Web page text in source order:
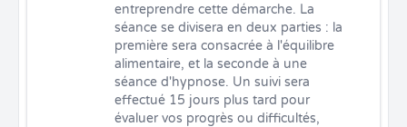
entreprendre cette démarche. La
séance se divisera en deux parties : la
première sera consacrée à l'équilibre
alimentaire, et la seconde à une
séance d'hypnose. Un suivi sera
effectué 15 jours plus tard pour
évaluer vos progrès ou difficultés,